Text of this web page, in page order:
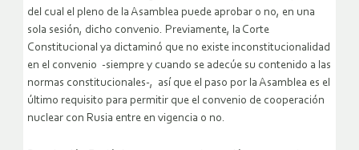
del cual el pleno de la Asamblea puede aprobar o no, en una
sola sesión, dicho convenio. Previamente, la Corte
Constitucional ya dictaminó que no existe inconstitucionalidad
en el convenio -siempre y cuando se adecúe su contenido a las
normas constitucionales-, así que el paso por la Asamblea es el
último requisito para permitir que el convenio de cooperación
nuclear con Rusia entre en vigencia o no.